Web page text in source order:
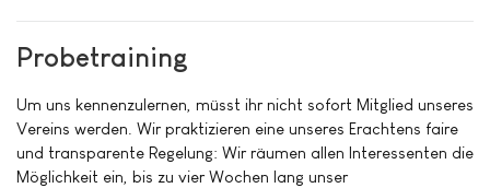
Probetraining
Um uns kennenzulernen, müsst ihr nicht sofort Mitglied unseres
Vereins werden. Wir praktizieren eine unseres Erachtens faire
und transparente Regelung: Wir räumen allen Interessenten die
Möglichkeit ein, bis zu vier Wochen lang unser